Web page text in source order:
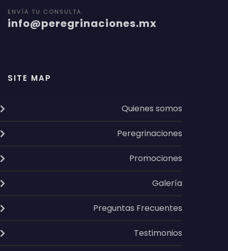
ENVÍA TU CONSULTA:
info@peregrinaciones.mx
SITE MAP
Quienes somos
Peregrinaciones
Promociones
Galería
Preguntas Frecuentes
Testimonios